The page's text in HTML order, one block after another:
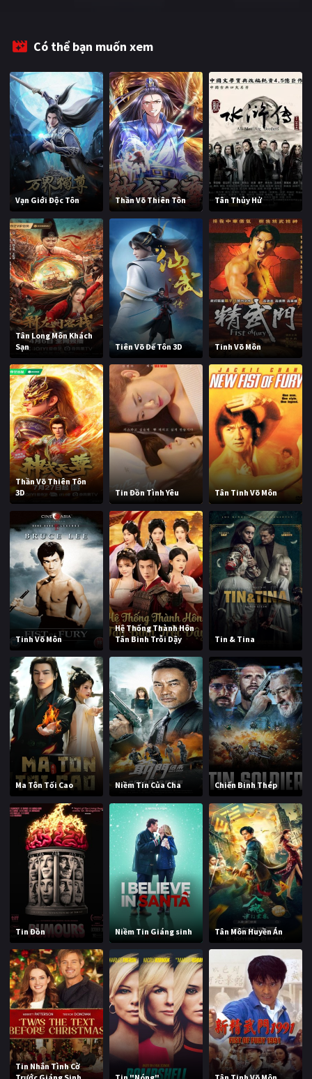
Có thể bạn muốn xem
Vạn Giới Độc Tôn Thần Võ Thiên Tôn Tân Thủy Hử
Tân Long Môn Khách
Sạn
Tiên Võ Đế Tôn 3D Tinh Võ Môn
Thần Võ Thiên Tôn
3D
Tin Đồn Tình Yêu Tân Tinh Võ Môn
Tinh Võ Môn
Hệ Thống Thành Hôn
Tân Binh Trỗi Dậy
Tin & Tina
Ma Tôn Tối Cao Niềm Tin Của Cha Chiến Binh Thép
Tin Đồn Niềm Tin Giáng sinh Tân Môn Huyền Án
Tin Nhắn Tình Cờ